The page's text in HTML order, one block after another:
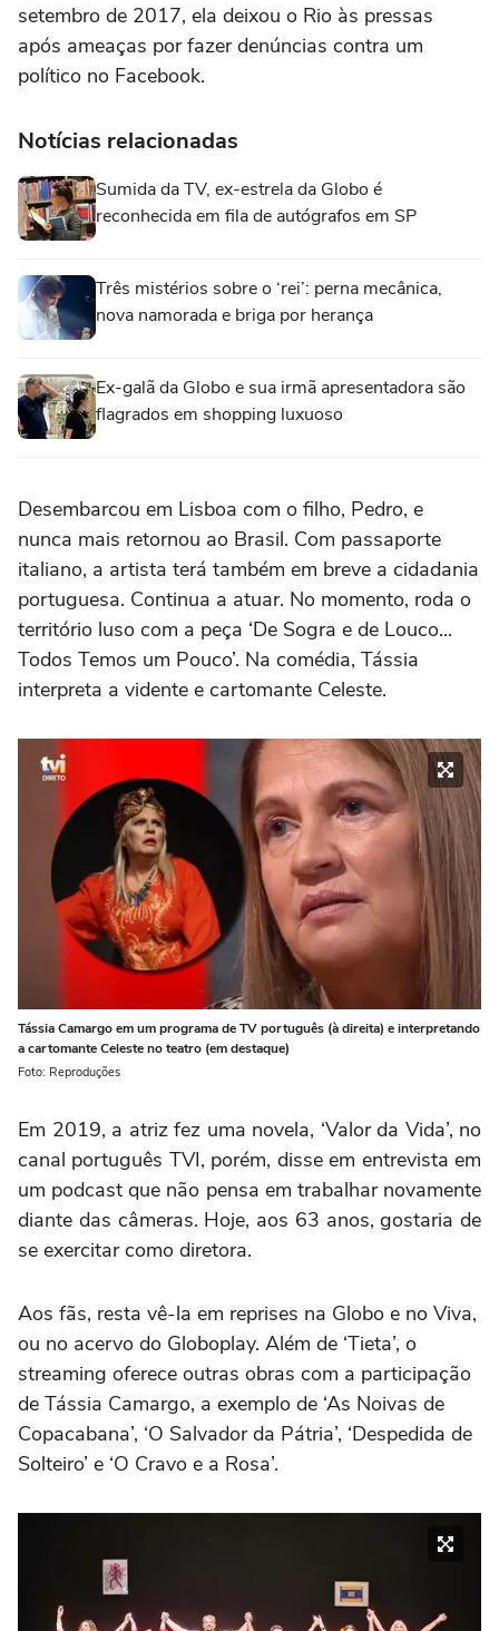
setembro de 2017, ela deixou o Rio às pressas
após ameaças por fazer denúncias contra um
político no Facebook.
Notícias relacionadas
Sumida da TV, ex-estrela da Globo é
reconhecida em fila de autógrafos em SP
Três mistérios sobre o ‘rei’: perna mecânica,
nova namorada e briga por herança
Ex-galã da Globo e sua irmã apresentadora são
flagrados em shopping luxuoso
Desembarcou em Lisboa com o filho, Pedro, e
nunca mais retornou ao Brasil. Com passaporte
italiano, a artista terá também em breve a cidadania
portuguesa. Continua a atuar. No momento, roda o
território luso com a peça ‘De Sogra e de Louco...
Todos Temos um Pouco’. Na comédia, Tássia
interpreta a vidente e cartomante Celeste.
Tássia Camargo em um programa de TV português (à direita) e interpretando
a cartomante Celeste no teatro (em destaque)
Foto: Reproduções
Em 2019, a atriz fez uma novela, ‘Valor da Vida’, no
canal português TVI, porém, disse em entrevista em
um podcast que não pensa em trabalhar novamente
diante das câmeras. Hoje, aos 63 anos, gostaria de
se exercitar como diretora.
Aos fãs, resta vê-la em reprises na Globo e no Viva,
ou no acervo do Globoplay. Além de ‘Tieta’, o
streaming oferece outras obras com a participação
de Tássia Camargo, a exemplo de ‘As Noivas de
Copacabana’, ‘O Salvador da Pátria’, ‘Despedida de
Solteiro’ e ‘O Cravo e a Rosa’.